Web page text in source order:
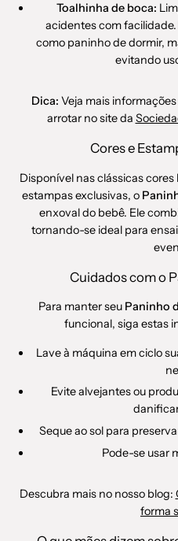
Toalhinha de boca:
acidentes com facilidade.
como paninho de dormir,
evitando
Dica: Veja mais
arrotar no site da
Cores e
Disponível nas clássicas
estampas exclusivas, o
enxoval do bebê. Ele
tornando-se ideal para
Cuidados com o
Para manter seu Paninho
funcional, siga estas
Lave à máquina em ciclo
Evite alvejantes ou
Seque ao sol para
Pode-se usar
Descubra mais no nosso blog:
forma